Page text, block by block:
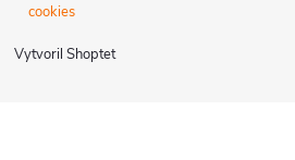
Vytvoril Shoptet
cookies